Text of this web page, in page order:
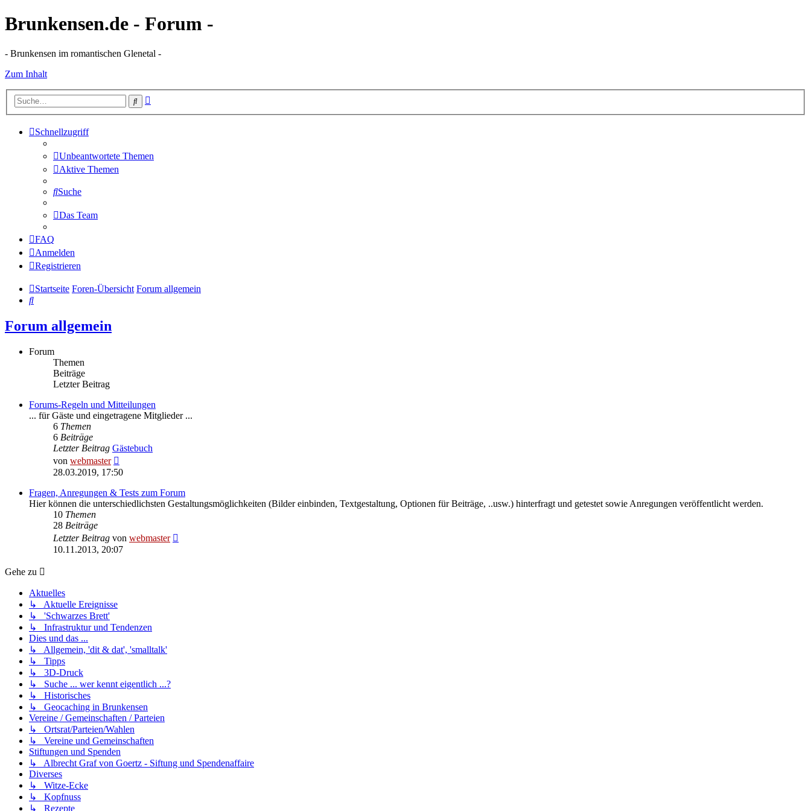
Brunkensen.de - Forum -
- Brunkensen im romantischen Glenetal -
Zum Inhalt
Suche
Schnellzugriff
Unbeantwortete Themen
Aktive Themen
Suche
Das Team
FAQ
Anmelden
Registrieren
Startseite Foren-Übersicht Forum allgemein
Suche
Forum allgemein
Forum
Themen
Beiträge
Letzter Beitrag
Forums-Regeln und Mitteilungen
... für Gäste und eingetragene Mitglieder ...
6 Themen
6 Beiträge
Letzter Beitrag Gästebuch
von webmaster
Beitrag
28.03.2019, 17:50
Fragen, Anregungen & Tests zum Forum
Hier können die unterschiedlichsten Gestaltungsmöglichkeiten (Bilder einbinden, Textgestaltung, Optionen für Beiträge, ..usw.) hinterfragt und getestet sowie Anregungen veröffentlicht werden.
10 Themen
28 Beiträge
Letzter Beitrag von webmaster
10.11.2013, 20:07
Gehe zu
Aktuelles
↳ Aktuelle Ereignisse
↳ 'Schwarzes Brett'
↳ Infrastruktur und Tendenzen
Dies und das ...
↳ Allgemein, 'dit & dat', 'smalltalk'
↳ Tipps
↳ 3D-Druck
↳ Suche ... wer kennt eigentlich ...?
↳ Historisches
↳ Geocaching in Brunkensen
Vereine / Gemeinschaften / Parteien
↳ Ortsrat/Parteien/Wahlen
↳ Vereine und Gemeinschaften
Stiftungen und Spenden
↳ Albrecht Graf von Goertz - Siftung und Spendenaffaire
Diverses
↳ Witze-Ecke
↳ Kopfnuss
↳ Rezepte